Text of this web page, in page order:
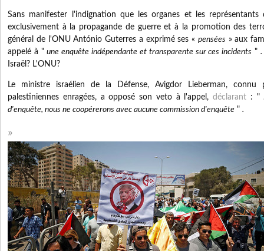
Sans manifester l'indignation que les organes et les représentants
exclusivement à la propagande de guerre et à la promotion des
général de l'ONU António Guterres a exprimé ses « pensées » aux
appelé à "une enquête indépendante et transparente sur ces incidents " .
Israël? L'ONU?
Le ministre israélien de la Défense, Avigdor Lieberman, connu
palestiniennes enragées, a opposé son veto à l'appel, déclarant : "
d'enquête, nous ne coopérerons avec aucune commission d'enquête " .